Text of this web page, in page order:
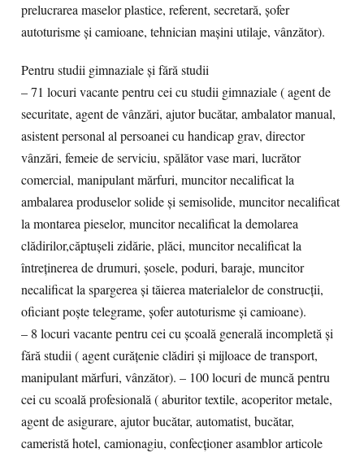
prelucrarea maselor plastice, referent, secretară, șofer
autoturisme și camioane, tehnician mașini utilaje, vânzător).
Pentru studii gimnaziale și fără studii
– 71 locuri vacante pentru cei cu studii gimnaziale ( agent de
securitate, agent de vânzări, ajutor bucătar, ambalator manual,
asistent personal al persoanei cu handicap grav, director
vânzări, femeie de serviciu, spălător vase mari, lucrător
comercial, manipulant mărfuri, muncitor necalificat la
ambalarea produselor solide și semisolide, muncitor necalificat
la montarea pieselor, muncitor necalificat la demolarea
clădirilor,căptușeli zidărie, plăci, muncitor necalificat la
întreținerea de drumuri, șosele, poduri, baraje, muncitor
necalificat la spargerea și tăierea materialelor de construcții,
oficiant poște telegrame, șofer autoturisme și camioane).
– 8 locuri vacante pentru cei cu școală generală incompletă și
fără studii ( agent curățenie clădiri și mijloace de transport,
manipulant mărfuri, vânzător). – 100 locuri de muncă pentru
cei cu scoală profesională ( aburitor textile, acoperitor metale,
agent de asigurare, ajutor bucătar, automatist, bucătar,
cameristă hotel, camionagiu, confecționer asamblor articole